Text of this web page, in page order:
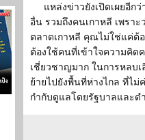
แหล่งข่าวยังเปิดเผยอีก
อื่น รวมถึงคนเกาหลี เพรา
ตลาดเกาหลี คุณไม่ใช่แค่ต้
ต้องใช้คนที่เข้าใจความคิ
เชี่ยวชาญมาก ในการหลบ
ย้ายไปยังพื้นที่ห่างไกล ที่ไ
กำกับดูแลโดยรัฐบาลและด